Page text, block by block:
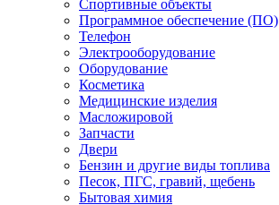
Спортивные объекты
Программное обеспечение (ПО)
Телефон
Электрооборудование
Оборудование
Косметика
Медицинские изделия
Масложировой
Запчасти
Двери
Бензин и другие виды топлива
Песок, ПГС, гравий, щебень
Бытовая химия